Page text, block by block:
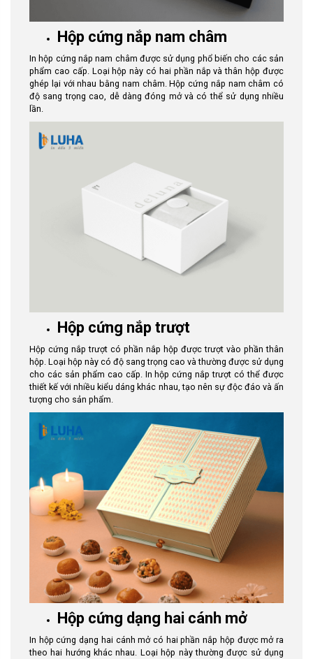
Hộp cứng nắp nam châm
In hộp cứng nắp nam châm được sử dụng phổ biến cho các sản
phẩm cao cấp. Loại hộp này có hai phần nắp và thân hộp được
ghép lại với nhau bằng nam châm. Hộp cứng nắp nam châm có
độ sang trọng cao, dễ dàng đóng mở và có thể sử dụng nhiều
lần.
Hộp cứng nắp trượt
Hộp cứng nắp trượt có phần nắp hộp được trượt vào phần thân
hộp. Loại hộp này có độ sang trọng cao và thường được sử dụng
cho các sản phẩm cao cấp. In hộp cứng nắp trượt có thể được
thiết kế với nhiều kiểu dáng khác nhau, tạo nên sự độc đáo và ấn
tượng cho sản phẩm.
Hộp cứng dạng hai cánh mở
In hộp cứng dạng hai cánh mở có hai phần nắp hộp được mở ra
theo hai hướng khác nhau. Loại hộp này thường được sử dụng